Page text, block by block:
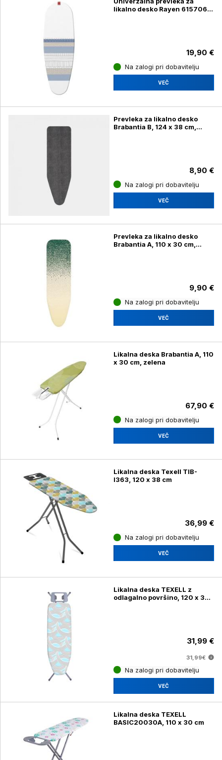
likalno desko Rayen 615706,
19,90 €
Na zalogi pri dobavitelju
VEČ
Prevleka za likalno desko
Brabantia B, 124 x 38 cm,
8,90 €
Na zalogi pri dobavitelju
VEČ
Prevleka za likalno desko
Brabantia A, 110 x 30 cm,
9,90 €
Na zalogi pri dobavitelju
VEČ
Likalna deska Brabantia A, 110
x 30 cm, zelena
67,90 €
Na zalogi pri dobavitelju
VEČ
Likalna deska Texell TIB-
I363, 120 x 38 cm
36,99 €
Na zalogi pri dobavitelju
VEČ
Likalna deska TEXELL z
odlagalno površino, 120 x 38
31,99 €
31,99€
Na zalogi pri dobavitelju
VEČ
Likalna deska TEXELL
BASIC20030A, 110 x 30 cm